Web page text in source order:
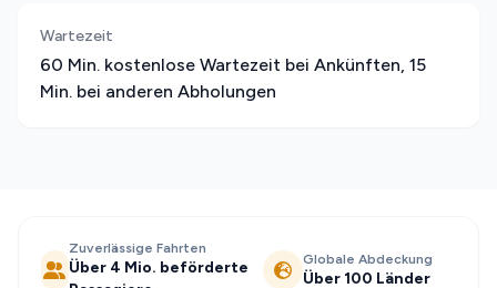
Wartezeit
60 Min. kostenlose Wartezeit bei Ankünften, 15
Min. bei anderen Abholungen
Zuverlässige Fahrten
Über 4 Mio. beförderte
Globale Abdeckung
Über 100 Länder